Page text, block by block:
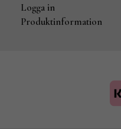
Logga in
Produktinformation